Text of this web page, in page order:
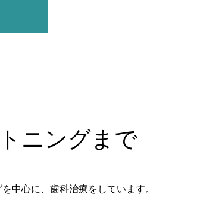
ニングまで
中心に、歯科治療をしています。